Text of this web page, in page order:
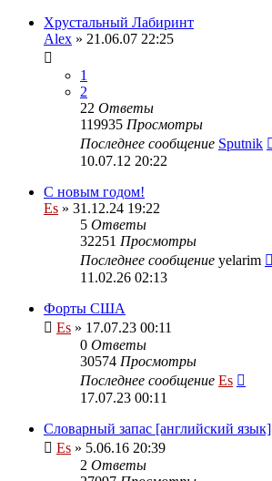
Хрустальный Лабиринт
Alex » 21.06.07 22:25
1
2
22 Ответы
119935 Просмотры
Последнее сообщение Sputnik
10.07.12 20:22
С новым годом!
Es » 31.12.24 19:22
5 Ответы
32251 Просмотры
Последнее сообщение yelarim
11.02.26 02:13
Форты США
Es » 17.07.23 00:11
0 Ответы
30574 Просмотры
Последнее сообщение Es
17.07.23 00:11
Словарный запас [английский язык]
Es » 5.06.16 20:39
2 Ответы